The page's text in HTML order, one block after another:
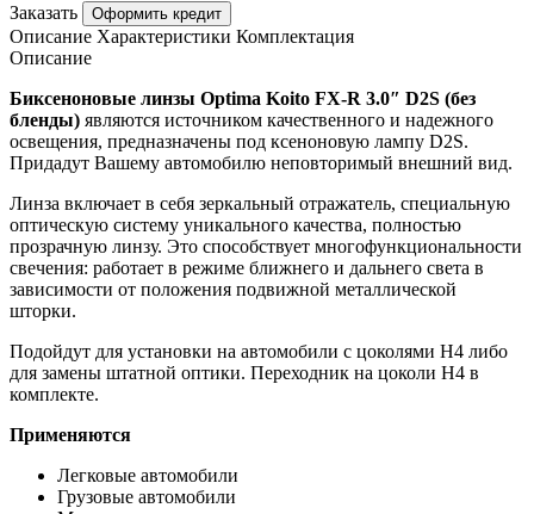
Заказать Оформить кредит
Описание Характеристики Комплектация
Описание
Биксеноновые линзы Optima Koito FX-R 3.0″ D2S (без
бленды) являются источником качественного и надежного
освещения, предназначены под ксеноновую лампу D2S.
Придадут Вашему автомобилю неповторимый внешний вид.
Линза включает в себя зеркальный отражатель, специальную
оптическую систему уникального качества, полностью
прозрачную линзу. Это способствует многофункциональности
свечения: работает в режиме ближнего и дальнего света в
зависимости от положения подвижной металлической
шторки.
Подойдут для установки на автомобили с цоколями Н4 либо
для замены штатной оптики. Переходник на цоколи H4 в
комплекте.
Применяются
Легковые автомобили
Грузовые автомобили